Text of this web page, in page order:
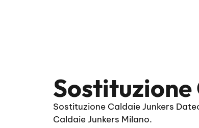
Sostituzione Caldaie Junkers
Caldaie Junkers Milano.